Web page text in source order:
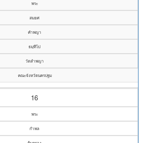
พระ
สมยศ
คำพญา
ธมฺทีโป
วัดลำพญา
คณะจังหวัดนครปฐม
16
พระ
กำพล